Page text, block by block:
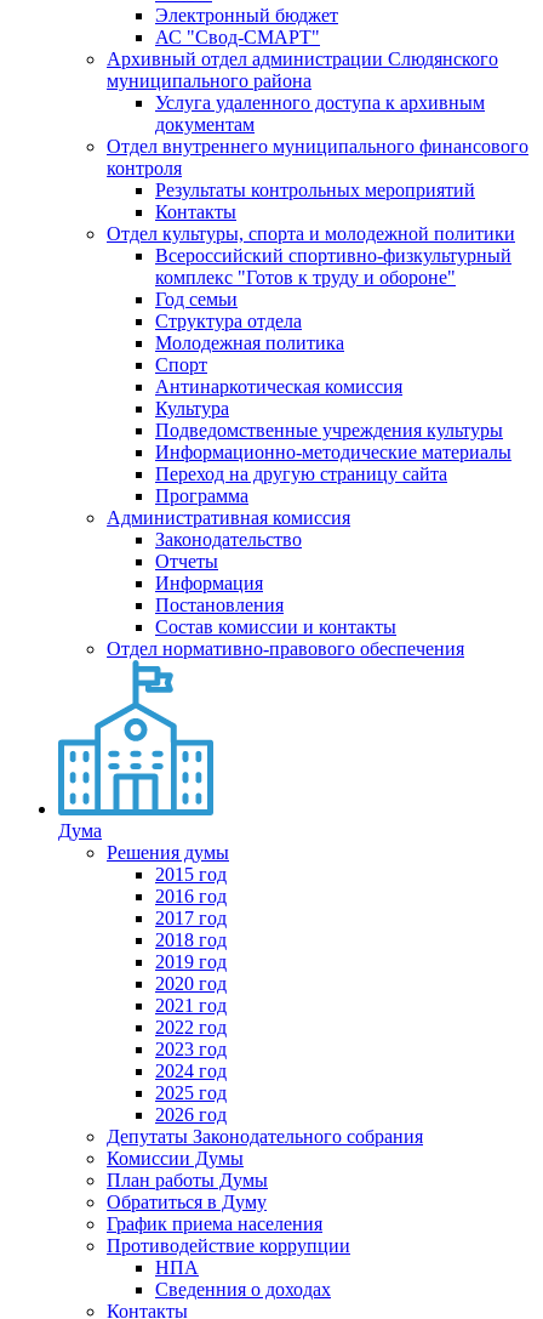
Электронный бюджет
АС "Свод-СМАРТ"
Архивный отдел администрации Слюдянского
муниципального района
Услуга удаленного доступа к архивным
документам
Отдел внутреннего муниципального финансового
контроля
Результаты контрольных мероприятий
Контакты
Отдел культуры, спорта и молодежной политики
Всероссийский спортивно-физкультурный
комплекс "Готов к труду и обороне"
Год семьи
Структура отдела
Молодежная политика
Спорт
Антинаркотическая комиссия
Культура
Подведомственные учреждения культуры
Информационно-методические материалы
Переход на другую страницу сайта
Программа
Административная комиссия
Законодательство
Отчеты
Информация
Постановления
Состав комиссии и контакты
Отдел нормативно-правового обеспечения
Дума
Решения думы
2015 год
2016 год
2017 год
2018 год
2019 год
2020 год
2021 год
2022 год
2023 год
2024 год
2025 год
2026 год
Депутаты Законодательного собрания
Комиссии Думы
План работы Думы
Обратиться в Думу
График приема населения
Противодействие коррупции
НПА
Сведенния о доходах
Контакты